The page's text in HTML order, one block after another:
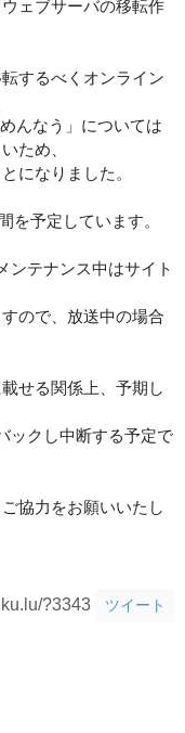
ェブサーバの移転作
するべくオンライン
んなう」については
ため、
になりました。
を予定しています。
ンテナンス中はサイト
ので、放送中の場合
せる関係上、予期し
ックし中断する予定で
協力をお願いいたし
?3343 ツイート